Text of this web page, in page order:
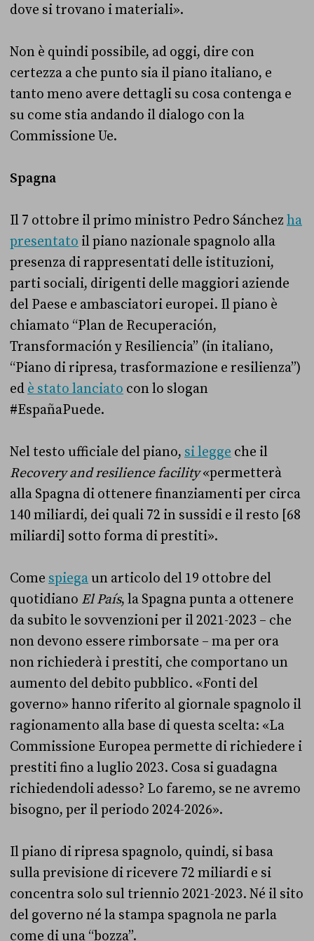
dove si trovano i materiali».
Non è quindi possibile, ad oggi, dire con
certezza a che punto sia il piano italiano, e
tanto meno avere dettagli su cosa contenga e
su come stia andando il dialogo con la
Commissione Ue.
Spagna
Il 7 ottobre il primo ministro Pedro Sánchez ha
presentato il piano nazionale spagnolo alla
presenza di rappresentati delle istituzioni,
parti sociali, dirigenti delle maggiori aziende
del Paese e ambasciatori europei. Il piano è
chiamato “Plan de Recuperación,
Transformación y Resiliencia” (in italiano,
“Piano di ripresa, trasformazione e resilienza”)
ed è stato lanciato con lo slogan
#EspañaPuede.
Nel testo ufficiale del piano, si legge che il
Recovery and resilience facility«permetterà
alla Spagna di ottenere finanziamenti per circa
140 miliardi, dei quali 72 in sussidi e il resto [68
miliardi] sotto forma di prestiti».
Come spiegaun articolo del 19 ottobre del
quotidiano El País, la Spagna punta a ottenere
da subito le sovvenzioni per il 2021-2023 – che
non devono essere rimborsate – ma per ora
non richiederà i prestiti, che comportano un
aumento del debito pubblico. «Fonti del
governo» hanno riferito al giornale spagnolo il
ragionamento alla base di questa scelta: «La
Commissione Europea permette di richiedere i
prestiti fino a luglio 2023. Cosa si guadagna
richiedendoli adesso? Lo faremo, se ne avremo
bisogno, per il periodo 2024-2026».
Il piano di ripresa spagnolo, quindi, si basa
sulla previsione di ricevere 72 miliardi e si
concentra solo sul triennio 2021-2023. Né il sito
del governo né la stampa spagnola ne parla
come di una “bozza”.